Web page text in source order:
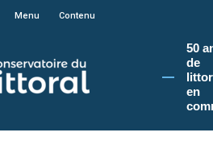
sur le site du Conservatoire du littoral, vous
Menu Contenu
50
de
en